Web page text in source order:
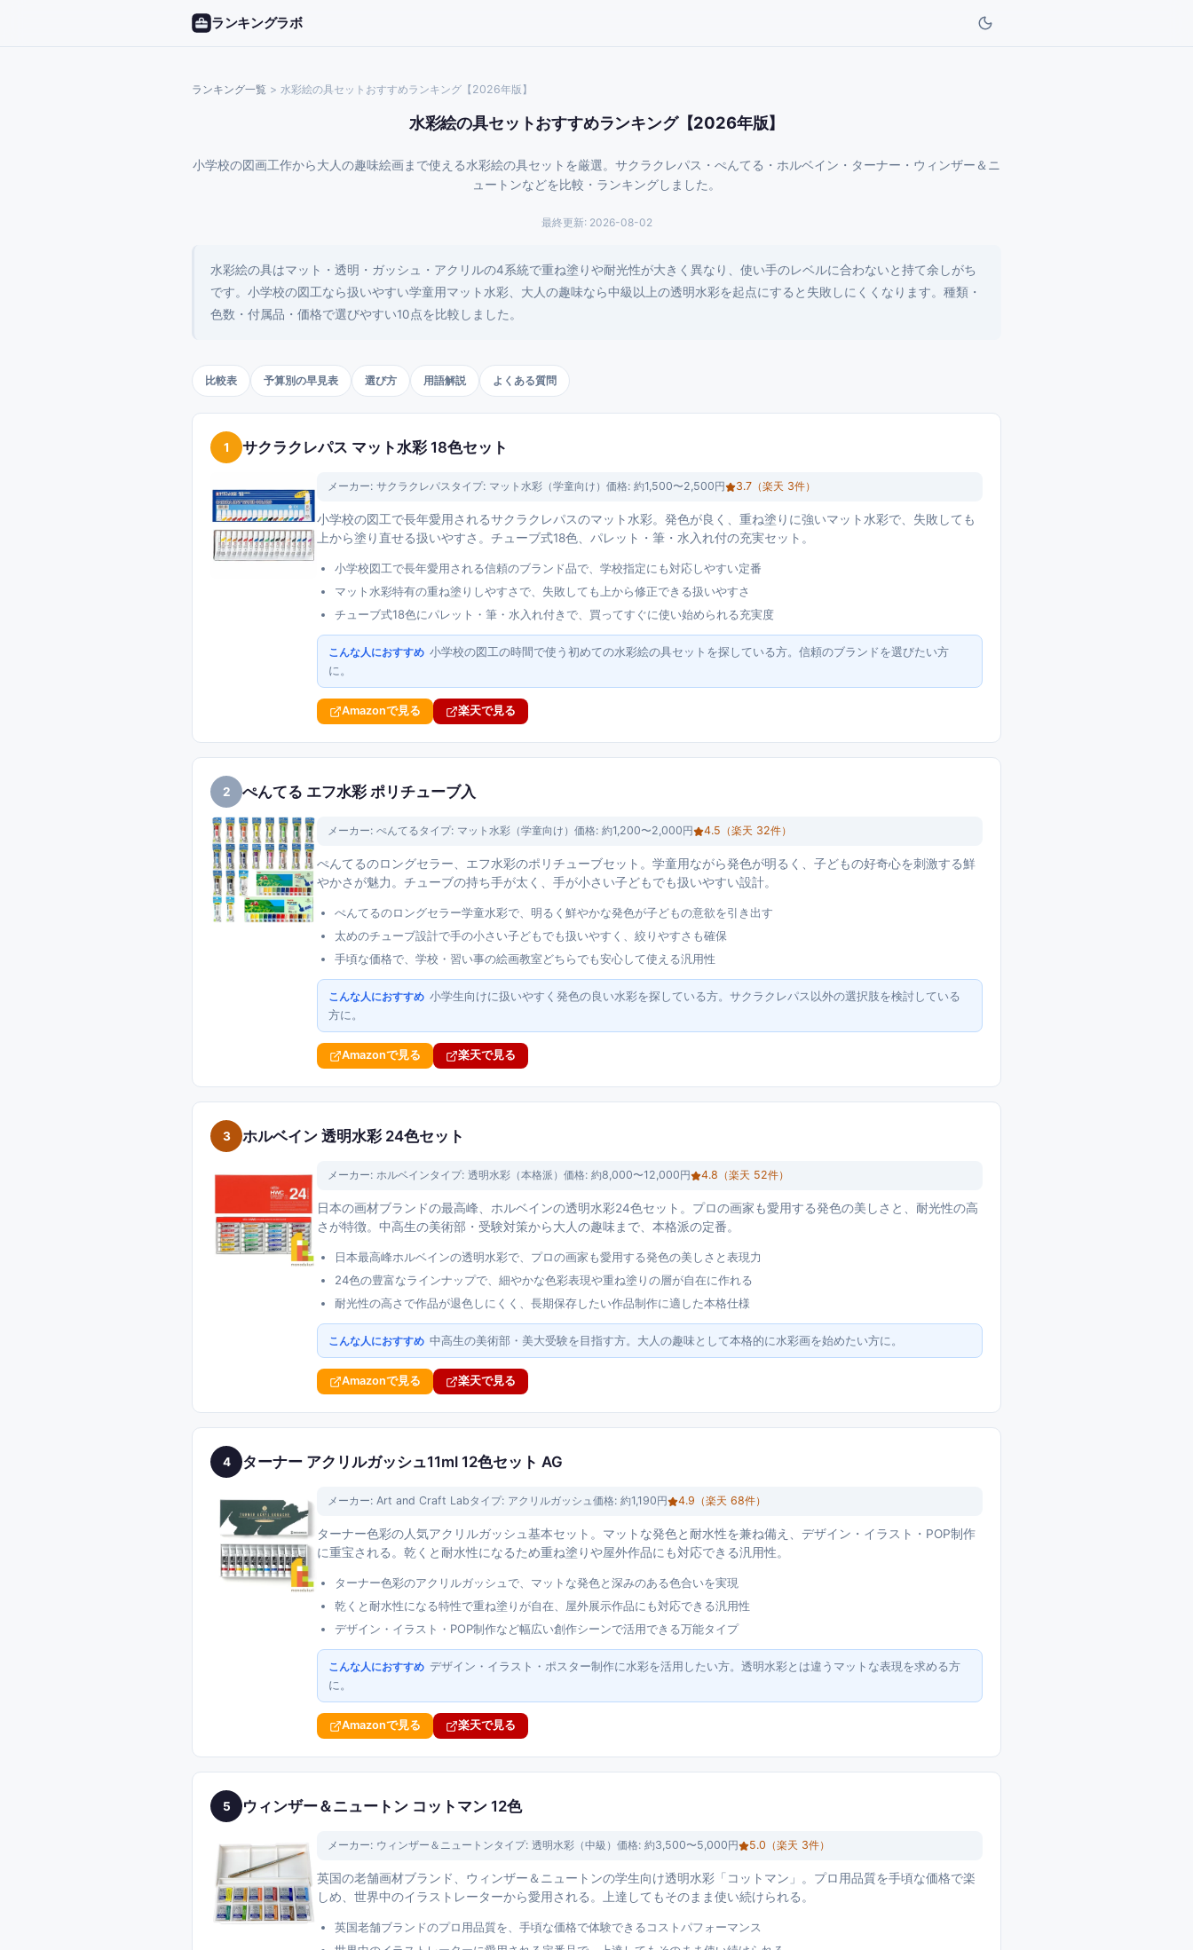
ランキングラボ
ランキング一覧 > 水彩絵の具セットおすすめランキング【2026年版】
水彩絵の具セットおすすめランキング【2026年版】
小学校の図画工作から大人の趣味絵画まで使える水彩絵の具セットを厳選。サクラクレパス・ぺんてる・ホルベイン・ターナー・ウィンザー＆ニ
ュートンなどを比較・ランキングしました。
最終更新: 2026-08-02
水彩絵の具はマット・透明・ガッシュ・アクリルの4系統で重ね塗りや耐光性が大きく異なり、使い手のレベルに合わないと持て余しがち
です。小学校の図工なら扱いやすい学童用マット水彩、大人の趣味なら中級以上の透明水彩を起点にすると失敗しにくくなります。種類・
色数・付属品・価格で選びやすい10点を比較しました。
比較表 予算別の早見表 選び方 用語解説 よくある質問
1 サクラクレパス マット水彩 18色セット
メーカー: サクラクレパスタイプ: マット水彩（学童向け） 価格: 約1,500〜2,500円 3.7 （楽天 3件）
小学校の図工で長年愛用されるサクラクレパスのマット水彩。発色が良く、重ね塗りに強いマット水彩で、失敗しても
上から塗り直せる扱いやすさ。チューブ式18色、パレット・筆・水入れ付の充実セット。
小学校図工で長年愛用される信頼のブランド品で、学校指定にも対応しやすい定番
マット水彩特有の重ね塗りしやすさで、失敗しても上から修正できる扱いやすさ
チューブ式18色にパレット・筆・水入れ付きで、買ってすぐに使い始められる充実度
こんな人におすすめ 小学校の図工の時間で使う初めての水彩絵の具セットを探している方。信頼のブランドを選びたい方
に。
Amazonで見る 楽天で見る
2 ぺんてる エフ水彩 ポリチューブ入
メーカー: ぺんてるタイプ: マット水彩（学童向け） 価格: 約1,200〜2,000円 4.5 （楽天 32件）
ぺんてるのロングセラー、エフ水彩のポリチューブセット。学童用ながら発色が明るく、子どもの好奇心を刺激する鮮
やかさが魅力。チューブの持ち手が太く、手が小さい子どもでも扱いやすい設計。
ぺんてるのロングセラー学童水彩で、明るく鮮やかな発色が子どもの意欲を引き出す
太めのチューブ設計で手の小さい子どもでも扱いやすく、絞りやすさも確保
手頃な価格で、学校・習い事の絵画教室どちらでも安心して使える汎用性
こんな人におすすめ 小学生向けに扱いやすく発色の良い水彩を探している方。サクラクレパス以外の選択肢を検討している
方に。
Amazonで見る 楽天で見る
3 ホルベイン 透明水彩 24色セット
メーカー: ホルベインタイプ: 透明水彩（本格派） 価格: 約8,000〜12,000円 4.8 （楽天 52件）
日本の画材ブランドの最高峰、ホルベインの透明水彩24色セット。プロの画家も愛用する発色の美しさと、耐光性の高
さが特徴。中高生の美術部・受験対策から大人の趣味まで、本格派の定番。
日本最高峰ホルベインの透明水彩で、プロの画家も愛用する発色の美しさと表現力
24色の豊富なラインナップで、細やかな色彩表現や重ね塗りの層が自在に作れる
耐光性の高さで作品が退色しにくく、長期保存したい作品制作に適した本格仕様
こんな人におすすめ 中高生の美術部・美大受験を目指す方。大人の趣味として本格的に水彩画を始めたい方に。
Amazonで見る 楽天で見る
4 ターナー アクリルガッシュ11ml 12色セット AG
メーカー: Art and Craft Labタイプ: アクリルガッシュ価格: 約1,190円 4.9 （楽天 68件）
ターナー色彩の人気アクリルガッシュ基本セット。マットな発色と耐水性を兼ね備え、デザイン・イラスト・POP制作
に重宝される。乾くと耐水性になるため重ね塗りや屋外作品にも対応できる汎用性。
ターナー色彩のアクリルガッシュで、マットな発色と深みのある色合いを実現
乾くと耐水性になる特性で重ね塗りが自在、屋外展示作品にも対応できる汎用性
デザイン・イラスト・POP制作など幅広い創作シーンで活用できる万能タイプ
こんな人におすすめ デザイン・イラスト・ポスター制作に水彩を活用したい方。透明水彩とは違うマットな表現を求める方
に。
Amazonで見る 楽天で見る
5 ウィンザー＆ニュートン コットマン 12色
メーカー: ウィンザー＆ニュートンタイプ: 透明水彩（中級） 価格: 約3,500〜5,000円 5.0 （楽天 3件）
英国の老舗画材ブランド、ウィンザー＆ニュートンの学生向け透明水彩「コットマン」。プロ用品質を手頃な価格で楽
しめ、世界中のイラストレーターから愛用される。上達してもそのまま使い続けられる。
英国老舗ブランドのプロ用品質を、手頃な価格で体験できるコストパフォーマンス